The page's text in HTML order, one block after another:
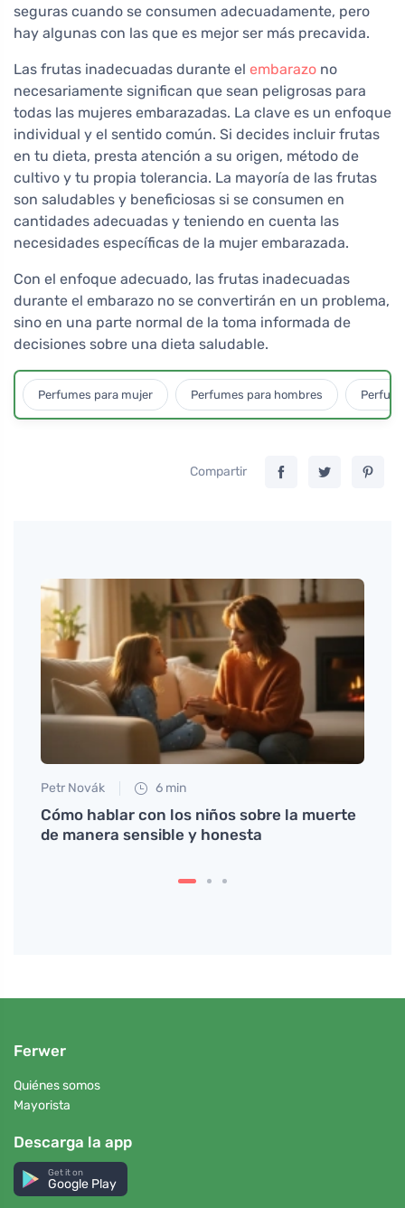
seguras cuando se consumen adecuadamente, pero
hay algunas con las que es mejor ser más precavida.
Las frutas inadecuadas durante el embarazo no
necesariamente significan que sean peligrosas para
todas las mujeres embarazadas. La clave es un enfoque
individual y el sentido común. Si decides incluir frutas
en tu dieta, presta atención a su origen, método de
cultivo y tu propia tolerancia. La mayoría de las frutas
son saludables y beneficiosas si se consumen en
cantidades adecuadas y teniendo en cuenta las
necesidades específicas de la mujer embarazada.
Con el enfoque adecuado, las frutas inadecuadas
durante el embarazo no se convertirán en un problema,
sino en una parte normal de la toma informada de
decisiones sobre una dieta saludable.
Perfumes para mujer Perfumes para hombres
Compartir
Petr Novák 6 min
Cómo hablar con los niños sobre la muerte
de manera sensible y honesta
Ferwer
Quiénes somos
Mayorista
Descarga la app
Get it on
Google Play